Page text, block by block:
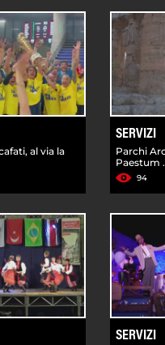
al via la
SERVIZI
Parchi
Paestum
94
SERVIZI